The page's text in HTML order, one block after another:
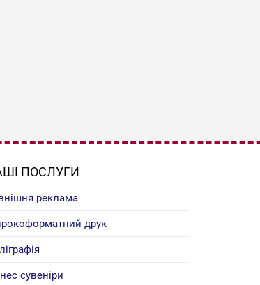
ПОСЛУГИ
реклама
друк
сувеніри